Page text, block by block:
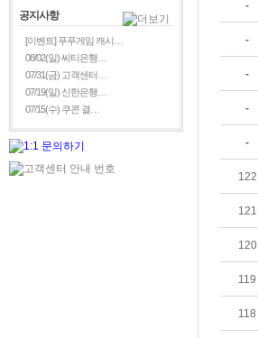
공지사항
[이벤트] 푸푸게임 캐시…
08/02(일) 씨티은행…
07/31(금) 고객센터…
07/19(일) 신한은행…
07/15(수) 쿠콘 결…
-
-
-
-
-
122
121
120
119
118